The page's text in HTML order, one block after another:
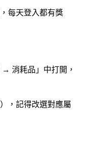
每天登入都有獎
消耗品」中打開，
，記得改選對應屬